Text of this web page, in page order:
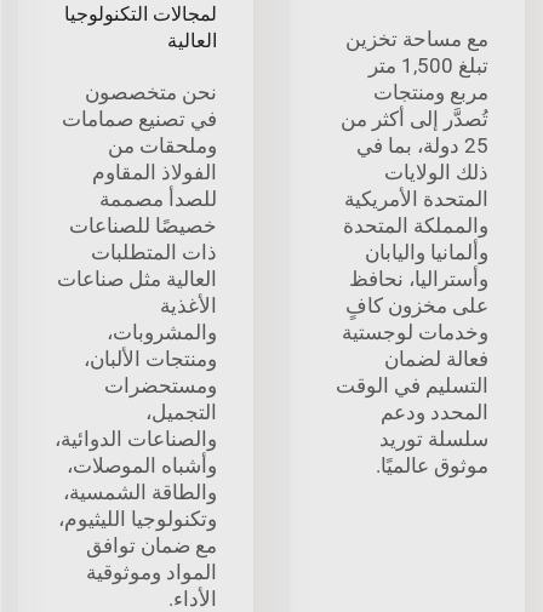
مع مساحة تخزين
تبلغ 1,500 متر
مربع ومنتجات
تُصدَّر إلى أكثر من
25 دولة، بما في
ذلك الولايات
المتحدة الأمريكية
والمملكة المتحدة
وألمانيا واليابان
وأستراليا، نحافظ
على مخزون كافٍ
وخدمات لوجستية
فعالة لضمان
التسليم في الوقت
المحدد ودعم
سلسلة توريد
موثوق عالميًا.
لمجالات التكنولوجيا
العالية
نحن متخصصون
في تصنيع صمامات
وملحقات من
الفولاذ المقاوم
للصدأ مصممة
خصيصًا للصناعات
ذات المتطلبات
العالية مثل صناعات
الأغذية
والمشروبات،
ومنتجات الألبان،
ومستحضرات
التجميل،
والصناعات الدوائية،
وأشباه الموصلات،
والطاقة الشمسية،
وتكنولوجيا الليثيوم،
مع ضمان توافق
المواد وموثوقية
الأداء.